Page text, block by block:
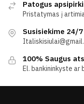
Patogus
Pristatymas į
Susisiekime 24/7
100% Saugus
El. bankininkyste ar